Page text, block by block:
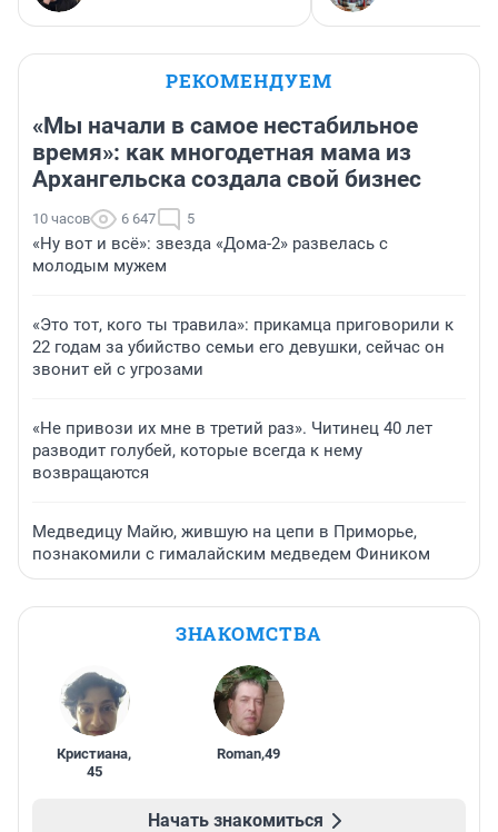
РЕКОМЕНДУЕМ
«Мы начали в самое нестабильное
время»: как многодетная мама из
Архангельска создала свой бизнес
10 часов 6 647 5
«Ну вот и всё»: звезда «Дома-2» развелась с
молодым мужем
«Это тот, кого ты травила»: прикамца приговорили к
22 годам за убийство семьи его девушки, сейчас он
звонит ей с угрозами
«Не привози их мне в третий раз». Читинец 40 лет
разводит голубей, которые всегда к нему
возвращаются
Медведицу Майю, жившую на цепи в Приморье,
познакомили с гималайским медведем Фиником
ЗНАКОМСТВА
Кристиана,
45
Roman,49
Начать знакомиться